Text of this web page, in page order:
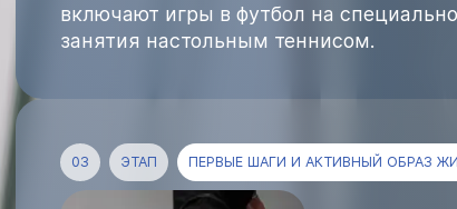
включают игры в футбол на
занятия настольным теннисом.
03 ЭТАП ПЕРВЫЕ ШАГИ И АКТИВНЫЙ ОБРАЗ